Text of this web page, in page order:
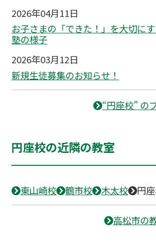
2026年04月11日
お子さまの「できた！」を大切に
塾の様子
2026年03月12日
新規生徒募集のお知らせ！
“円座校” の
円座校の近隣の教室
東山崎校 鶴市校 木太校 円
高松市の